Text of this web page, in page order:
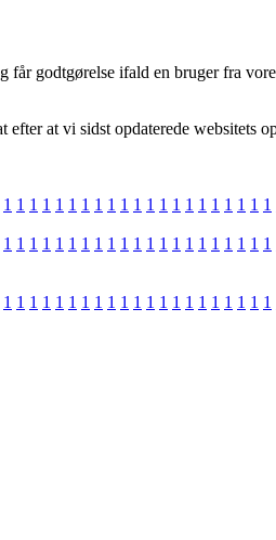
får godtgørelse ifald en bruger fra
at vi sidst opdaterede websitets
1 1 1 1 1 1 1 1 1 1 1 1 1 1 1 1 1 1 1 1 1
1 1 1 1 1 1 1 1 1 1 1 1 1 1 1 1 1 1 1 1 1
1 1 1 1 1 1 1 1 1 1 1 1 1 1 1 1 1 1 1 1 1